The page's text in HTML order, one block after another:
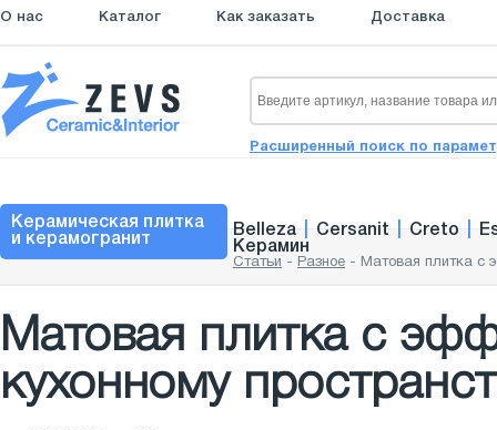
О нас Каталог Как заказать Доставка
Расширенный поиск по
Керамическая плитка
и керамогранит
Belleza Cersanit Creto
Керамин
Статьи - Разное - Матовая плитка с
Матовая плитка с
кухонному